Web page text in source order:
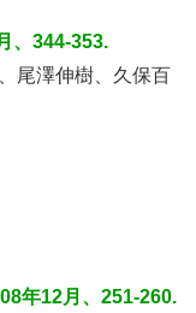
、344-353.
尾澤伸樹、久保百
年12月、251-260.